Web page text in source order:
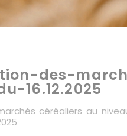
des-
16.12.2025
céréaliers au